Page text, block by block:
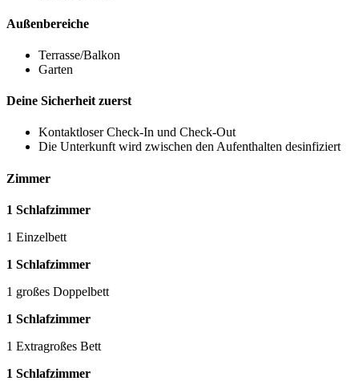
Außenbereiche
Terrasse/Balkon
Garten
Deine Sicherheit zuerst
Kontaktloser Check-In und Check-Out
Die Unterkunft wird zwischen den Aufenthalten desinfiziert
Zimmer
1 Schlafzimmer
1 Einzelbett
1 Schlafzimmer
1 großes Doppelbett
1 Schlafzimmer
1 Extragroßes Bett
1 Schlafzimmer